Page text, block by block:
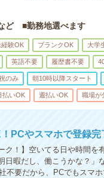
ど ■勤務地選べます
験OK ブランクOK 大学
英語不要 履歴書不要
のみ 朝10時以降スタート
払いOK 週払いOK 職場が
PCやスマホで登録
ク！】空いてる日や時間
日暇だし、働こうかな？
不要だから、PCでもスマ